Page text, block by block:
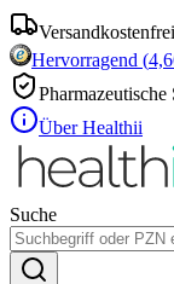
Hervorragend (
Über Healthii
Suche